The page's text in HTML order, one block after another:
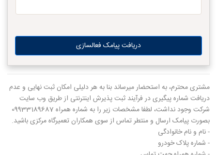
دریافت پیامک فعالسازی
مشتری محترم، به استحضار میرساند بنا به هر دلیلی امکان ثبت نهایی و عدم
دریافت شماره پیگیری در فرآیند ثبت پذیرش اینترنتی از طریق وب سایت
شرکت وجود نداشت، لطفا مشخصات زیر را به شماره همراه 09933189687
بصورت پیامک ارسال و منتطر تماس از سوی همکاران تعمیرگاه مرکزی باشید.
- نام و نام خانوادگی
- شماره پلاک خودرو